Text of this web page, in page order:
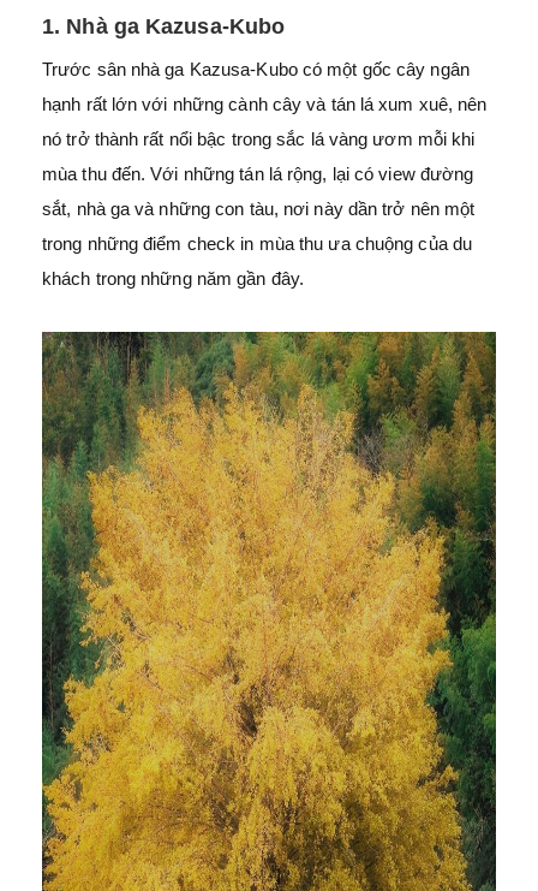
1. Nhà ga Kazusa-Kubo
Trước sân nhà ga Kazusa-Kubo có một gốc cây ngân
hạnh rất lớn với những cành cây và tán lá xum xuê, nên
nó trở thành rất nổi bậc trong sắc lá vàng ươm mỗi khi
mùa thu đến. Với những tán lá rộng, lại có view đường
sắt, nhà ga và những con tàu, nơi này dần trở nên một
trong những điểm check in mùa thu ưa chuộng của du
khách trong những năm gần đây.